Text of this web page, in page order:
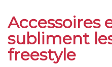
Accessoires
subliment
freestyle